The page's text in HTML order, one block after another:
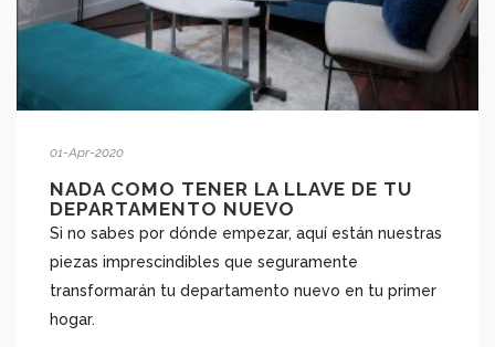
01-Apr-2020
NADA COMO TENER LA LLAVE DE TU
DEPARTAMENTO NUEVO
Si no sabes por dónde empezar, aquí están nuestras
piezas imprescindibles que seguramente
transformarán tu departamento nuevo en tu primer
hogar.